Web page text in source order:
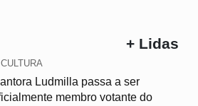
+ Lidas
CULTURA
Ludmilla passa a ser
membro votante do